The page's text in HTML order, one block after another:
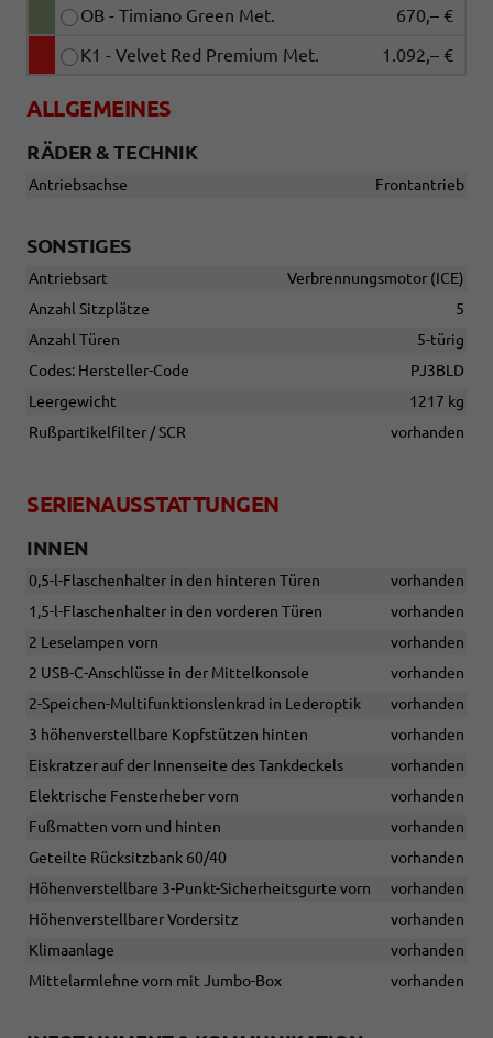
OB - Timiano Green Met.
670,– €
K1 - Velvet Red Premium Met.
1.092,– €
ALLGEMEINES
RÄDER & TECHNIK
Antriebsachse Frontantrieb
SONSTIGES
Antriebsart
Verbrennungsmotor (ICE)
Anzahl Sitzplätze
5
Anzahl Türen
5-türig
Codes: Hersteller-Code
PJ3BLD
Leergewicht
1217 kg
Rußpartikelfilter / SCR
vorhanden
SERIENAUSSTATTUNGEN
INNEN
0,5-l-Flaschenhalter in den hinteren Türen
vorhanden
1,5-l-Flaschenhalter in den vorderen Türen
vorhanden
2 Leselampen vorn
vorhanden
2 USB-C-Anschlüsse in der Mittelkonsole
vorhanden
2-Speichen-Multifunktionslenkrad in Lederoptik
vorhanden
3 höhenverstellbare Kopfstützen hinten
vorhanden
Eiskratzer auf der Innenseite des Tankdeckels
vorhanden
Elektrische Fensterheber vorn
vorhanden
Fußmatten vorn und hinten
vorhanden
Geteilte Rücksitzbank 60/40
vorhanden
Höhenverstellbare 3-Punkt-Sicherheitsgurte vorn
vorhanden
Höhenverstellbarer Vordersitz
vorhanden
Klimaanlage
vorhanden
Mittelarmlehne vorn mit Jumbo-Box
vorhanden